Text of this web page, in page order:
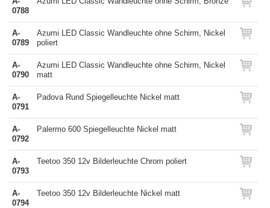
0788
A-
0789
Azumi LED Classic Wandleuchte ohne Schirm, Nickel
poliert
A-
0790
Azumi LED Classic Wandleuchte ohne Schirm, Nickel
matt
A-
0791
Padova Rund Spiegelleuchte Nickel matt
A-
0792
Palermo 600 Spiegelleuchte Nickel matt
A-
0793
Teetoo 350 12v Bilderleuchte Chrom poliert
A-
0794
Teetoo 350 12v Bilderleuchte Nickel matt